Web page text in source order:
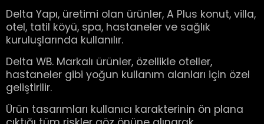
Delta Yapı, üretimi olan ürünler, A Plus konut, villa,
otel, tatil köyü, spa, hastaneler ve sağlık
kuruluşlarında kullanılır.
Delta WB. Markalı ürünler, özellikle oteller,
hastaneler gibi yoğun kullanım alanları için özel
geliştirilir.
Ürün tasarımları kullanıcı karakterinin ön plana